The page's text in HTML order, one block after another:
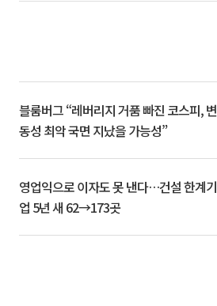
블룸버그 “레버리지 거품 빠진 코스피, 변
동성 최악 국면 지났을 가능성”
영업익으로 이자도 못 낸다…건설 한계기
업 5년 새 62→173곳